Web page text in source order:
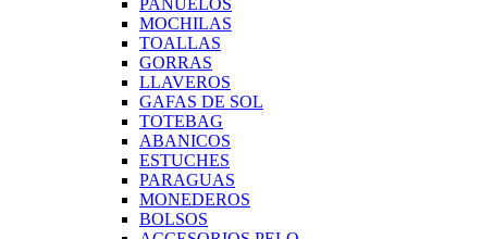
MOCHILAS
TOALLAS
GORRAS
LLAVEROS
GAFAS DE SOL
TOTEBAG
ABANICOS
ESTUCHES
PARAGUAS
MONEDEROS
BOLSOS